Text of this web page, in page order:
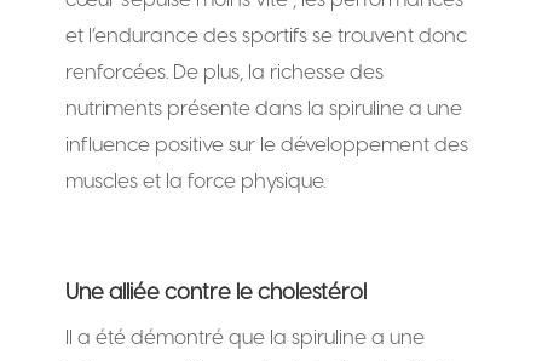
et l’endurance des sportifs se trouvent donc
renforcées. De plus, la richesse des
nutriments présente dans la spiruline a une
influence positive sur le développement des
muscles et la force physique.
Une alliée contre le cholestérol
Il a été démontré que la spiruline a une